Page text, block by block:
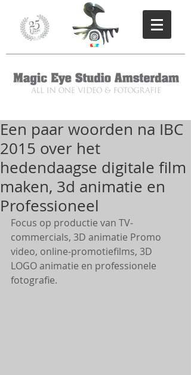
Een paar woorden na IBC
2015 over het
hedendaagse digitale film
maken, 3d animatie en
Professioneel
Focus op productie van TV-
commercials, 3D animatie Promo
video, online-promotiefilms, 3D
LOGO animatie en professionele
fotografie.